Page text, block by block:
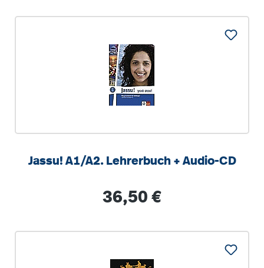
Jassu! A1/A2. Lehrerbuch + Audio-CD
Regulärer Preis:
36,50 €